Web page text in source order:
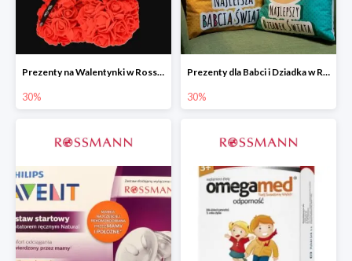
Prezenty na Walentynki w Rossmannie do -30%
30%
Prezenty dla Babci i Dziadka w Rossmannie do -30%
30%